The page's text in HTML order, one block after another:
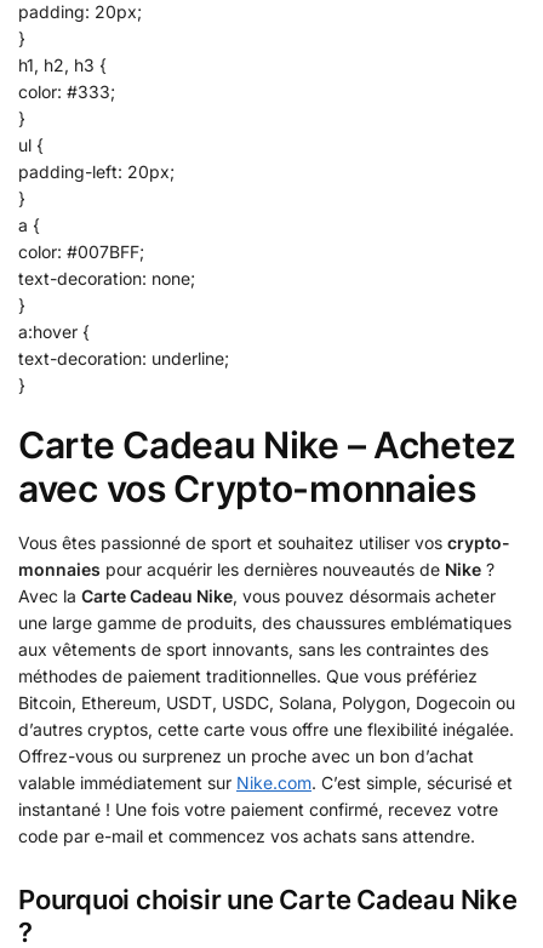
padding: 20px;
}
h1, h2, h3 {
color: #333;
}
ul {
padding-left: 20px;
}
a {
color: #007BFF;
text-decoration: none;
}
a:hover {
text-decoration: underline;
}
Carte Cadeau Nike – Achetez
avec vos Crypto-monnaies
Vous êtes passionné de sport et souhaitez utiliser vos crypto-
monnaies pour acquérir les dernières nouveautés de Nike ?
Avec la Carte Cadeau Nike, vous pouvez désormais acheter
une large gamme de produits, des chaussures emblématiques
aux vêtements de sport innovants, sans les contraintes des
méthodes de paiement traditionnelles. Que vous préfériez
Bitcoin, Ethereum, USDT, USDC, Solana, Polygon, Dogecoin ou
d’autres cryptos, cette carte vous offre une flexibilité inégalée.
Offrez-vous ou surprenez un proche avec un bon d’achat
valable immédiatement sur Nike.com. C’est simple, sécurisé et
instantané ! Une fois votre paiement confirmé, recevez votre
code par e-mail et commencez vos achats sans attendre.
Pourquoi choisir une Carte Cadeau Nike
?